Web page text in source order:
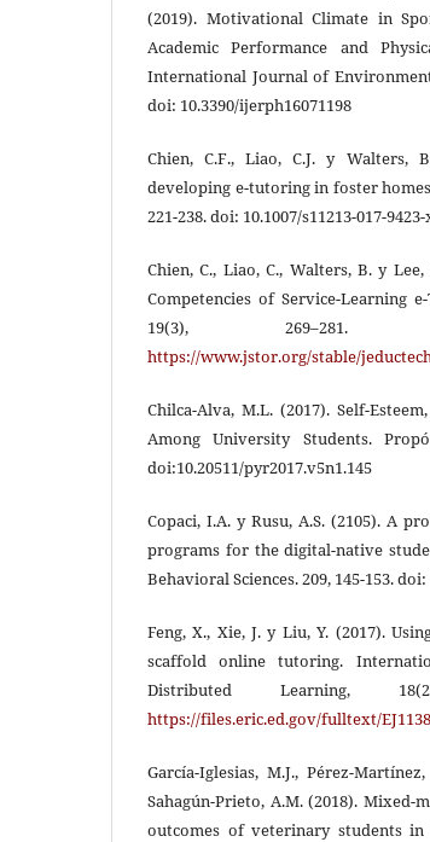
(2019). Motivational Climate in
Academic Performance and
International Journal of
doi: 10.3390/ijerph16071198
Chien, C.F., Liao, C.J. y Walters,
developing e-tutoring in foster
221-238. doi: 10.1007/s11213-017-
Chien, C., Liao, C., Walters, B. y
Competencies of Service-Learning
19(3),
https://www.jstor.org/stable/
Chilca-Alva, M.L. (2017). Self-
Among University Students.
doi:10.20511/pyr2017.v5n1.145
Copaci, I.A. y Rusu, A.S. (2105). A
programs for the digital-native
Behavioral Sciences. 209, 145-153.
Feng, X., Xie, J. y Liu, Y. (2017).
scaffold online tutoring.
Distributed Learning,
https://files.eric.ed.gov/fulltext/
García-Iglesias, M.J., Pérez-
Sahagún-Prieto, A.M. (2018).
outcomes of veterinary students in